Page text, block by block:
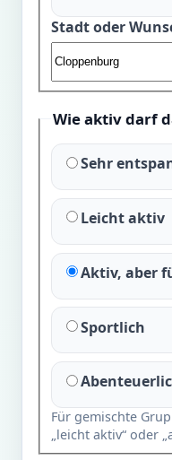
Stadt oder
Wie aktiv darf
Sehr
Leicht aktiv
Aktiv, aber
Sportlich
Für gemischte
„leicht aktiv“ oder